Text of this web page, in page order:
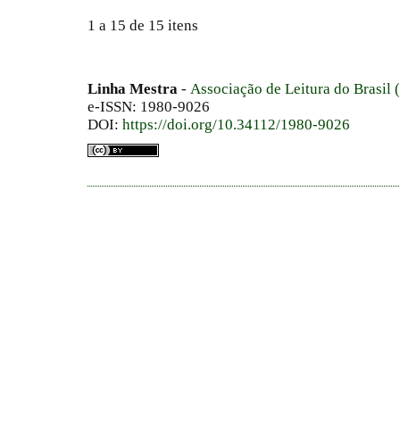
1 a 15 de 15 itens
Linha Mestra - Associação de Leitura do Brasil
e-ISSN: 1980-9026
DOI: https://doi.org/10.34112/1980-9026